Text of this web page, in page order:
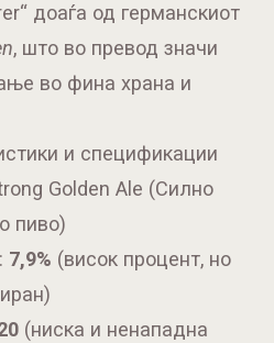
доаѓа од германскиот
, што во превод значи
во фина храна и
и спецификации
Golden Ale (Силно
пиво)
: 7,9% (висок процент, но
(ниска и ненападна